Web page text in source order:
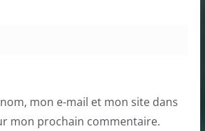
mon e-mail et mon site dans
mon prochain commentaire.